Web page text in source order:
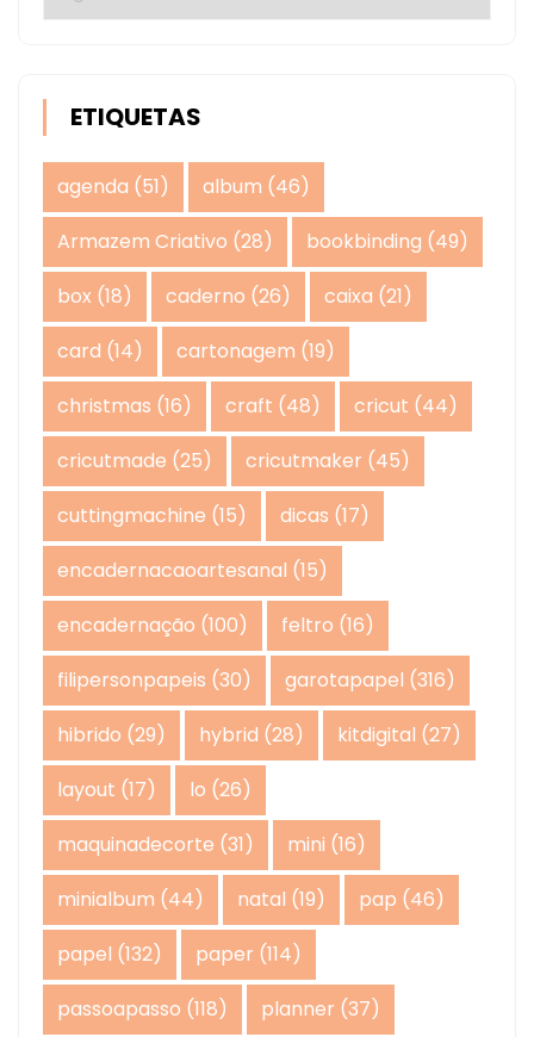
ETIQUETAS
agenda (51) album (46)
Armazem Criativo (28) bookbinding (49)
box (18) caderno (26) caixa (21)
card (14) cartonagem (19)
christmas (16) craft (48) cricut (44)
cricutmade (25) cricutmaker (45)
cuttingmachine (15) dicas (17)
encadernacaoartesanal (15)
encadernação (100) feltro (16)
filipersonpapeis (30) garotapapel (316)
hibrido (29) hybrid (28) kitdigital (27)
layout (17) lo (26)
maquinadecorte (31) mini (16)
minialbum (44) natal (19) pap (46)
papel (132) paper (114)
passoapasso (118) planner (37)